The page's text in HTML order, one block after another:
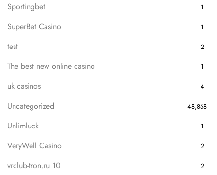
Sportingbet 1
SuperBet Casino 1
test 2
The best new online casino 1
uk casinos 4
Uncategorized 48,868
Unlimluck 1
VeryWell Casino 2
vrclub-tron.ru 10 2